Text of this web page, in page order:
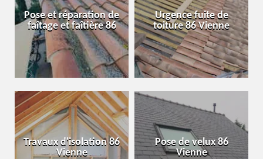
Pose et réparation de
faîtage et faîtière 86
Urgence fuite de
toiture 86 Vienne
Travaux d'isolation 86
Vienne
Pose de velux 86
Vienne